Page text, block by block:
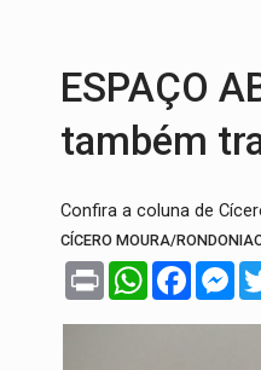
ESPAÇO
também
Confira a coluna de
CÍCERO MOURA/
Print WhatsApp